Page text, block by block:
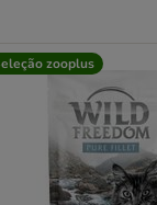
zooplus